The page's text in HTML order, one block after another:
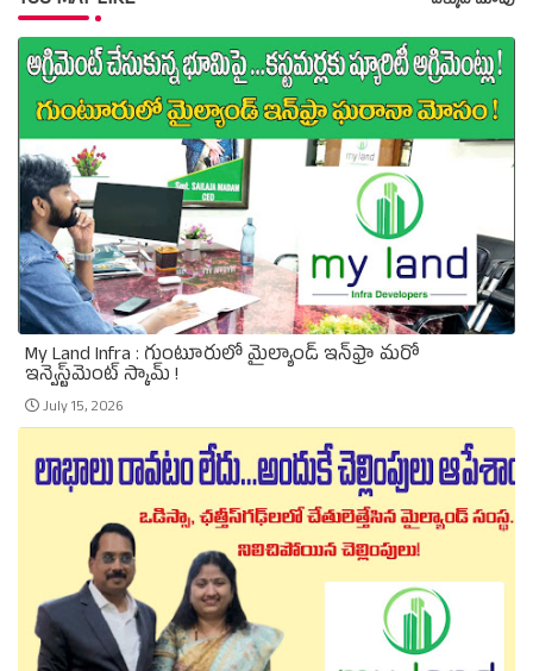
My Land Infra : గుంటూరులో మైల్యాండ్ ఇన్‌ఫ్రా మరో
ఇన్వెస్ట్‌మెంట్ స్కామ్ !
July 15, 2026